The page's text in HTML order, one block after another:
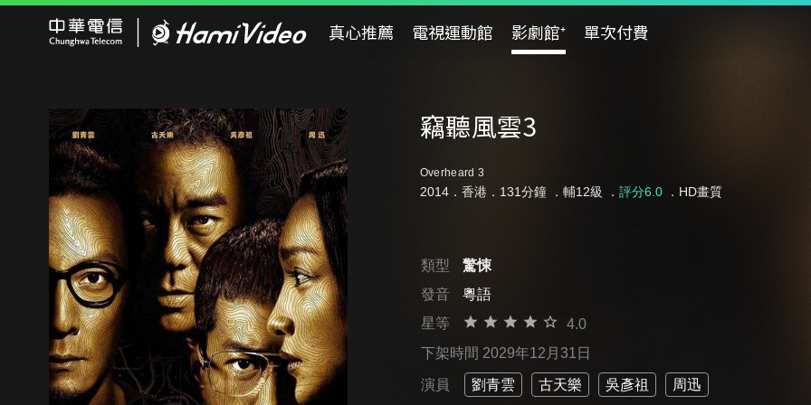
真心推薦 電視運動館 影劇館⁺ 單次付費
竊聽風雲3
Overheard 3
2014．香港．131分鐘 ． 輔12級 ． 評分6.0．HD畫質
類型
驚悚
發音
粵語
星等
4.0
下架時間 2029年12月31日
演員 劉青雲 古天樂 吳彥祖 周迅